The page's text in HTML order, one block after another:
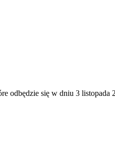
odbędzie się w dniu 3